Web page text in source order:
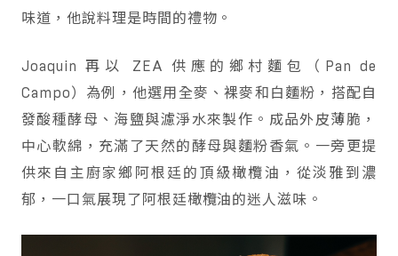
味道，他說料理是時間的禮物。
Joaquin 再以 ZEA 供應的鄉村麵包（Pan de
Campo）為例，他選用全麥、裸麥和白麵粉，搭配自
發酸種酵母、海鹽與濾淨水來製作。成品外皮薄脆，
中心軟綿，充滿了天然的酵母與麵粉香氣。一旁更提
供來自主廚家鄉阿根廷的頂級橄欖油，從淡雅到濃
郁，一口氣展現了阿根廷橄欖油的迷人滋味。